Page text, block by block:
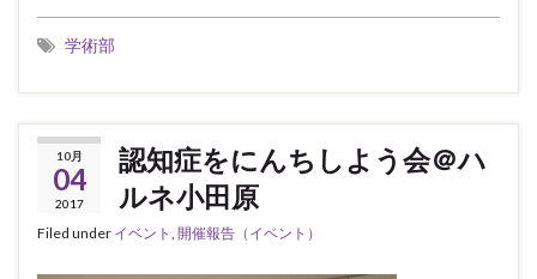
学術部
10月
04
2017
認知症をにんちしよう会＠ハ
ルネ小田原
Filed under イベント 開催報告（イベント）